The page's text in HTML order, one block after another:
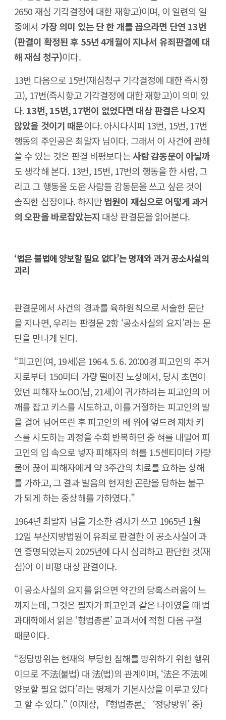
2650 재심 기각결정에 대한 재항고)이며, 이 일련의 일
중에서 가장 의미 있는 단 한 개를 꼽으라면 단연 13번
(판결이 확정된 후 55년 4개월이 지나서 유죄판결에 대
해 재심 청구)이다.
13번 다음으로 15번(재심청구 기각결정에 대한 즉시항
고), 17번(즉시항고 기각결정에 대한 재항고)이 의미 있
다.13번, 15번, 17번이 없었다면 대상 판결은 나오지
않았을 것이기 때문이다. 아시다시피 13번, 15번, 17번
행동의 주인공은 최말자 님이다. 그래서 이 사건에 관해
쓸 수 있는 것은 판결 비평보다는사람 감동문이 아닐까
도 생각해 본다. 13번, 15번, 17번의 행동을 한 사람, 그
리고 그 행동을 도운 사람들 감동문을 쓰고 싶은 것이
솔직한 심정이다. 하지만법원이 재심으로 어떻게 과거
의 오판을 바로잡았는지 대상 판결문을 읽어본다.
‘법은 불법에 양보할 필요 없다’는 명제와 과거 공소사실의
괴리
판결문에서 사건의 경과를 육하원칙으로 서술한 문단
을 지나면, 우리는 판결문 2항 ‘공소사실의 요지’라는 문
단을 만나게 된다.
“피고인(여, 19세)은 1964. 5. 6. 20:00경 피고인의 주거
지로부터 150미터 가량 떨어진 노상에서, 당시 초면이
었던 피해자 노OO(남, 21세)이 귀가하려는 피고인의 어
깨를 잡고 키스를 시도하고, 이를 거절하는 피고인의 발
을 걸어 넘어뜨린 후 피고인의 배 위에 엎드려 재차 키
스를 시도하는 과정을 수회 반복하던 중 혀를 내밀어 피
고인의 입 속으로 넣자 피해자의 혀를 1.5센티미터 가량
물어 끊어 피해자에게 약 3주간의 치료를 요하는 상해
를 가하고, 그 결과 발음의 현저한 곤란을 당하는 불구
가 되게 하는 중상해를 가하였다.”
1964년 최말자 님을 기소한 검사가 쓰고 1965년 1월
12일 부산지방법원이 유죄로 판결한 이 공소사실이 과
연 증명되었는지 2025년에 다시 심리하고 판단한 것(재
심)이 이 비평 대상 판결이다.
이 공소사실의 요지를 읽으면 약간의 당혹스러움이 느
껴지는데, 그것은 필자가 피고인과 같은 나이였을 때 법
과대학에서 읽은 ‘형법총론’ 교과서에 적힌 다음 구절
때문이다.
“정당방위는 현재의 부당한 침해를 방위하기 위한 행위
이므로 不法(불법) 대 法(법)의 관계이며, ‘法은 不法에
양보할 필요 없다’라는 명제가 기본사상을 이루고 있다
고 할 수 있다.” (이재상, 『형법총론』 ‘정당방위’ 중)